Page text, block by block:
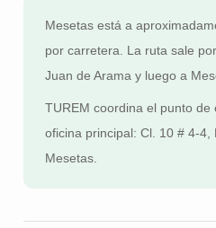
Mesetas está a
por carretera. La ruta sale
Juan de Arama y luego a
TUREM coordina el punto de
oficina principal: Cl. 10 # 4-4,
Mesetas.